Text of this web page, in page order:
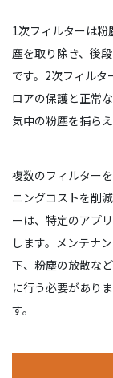
1次フィルターは
塵を取り除き、後
です。2次フィルタ
ロアの保護と正常
気中の粉塵を捕ら
複数のフィルター
ニングコストを削
ーは、特定のアプ
します。メンテナ
下、粉塵の放散な
に行う必要があり
す。